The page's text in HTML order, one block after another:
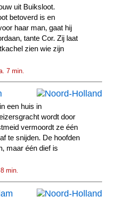
uit Buiksloot.
betoverd is en
haar man, gaat hij
tante Cor. Zij laat
zien wie zijn
7 min.
een huis in
wordt door
vermoordt ze één
te snijden. De hoofden
maar één dief is
min.